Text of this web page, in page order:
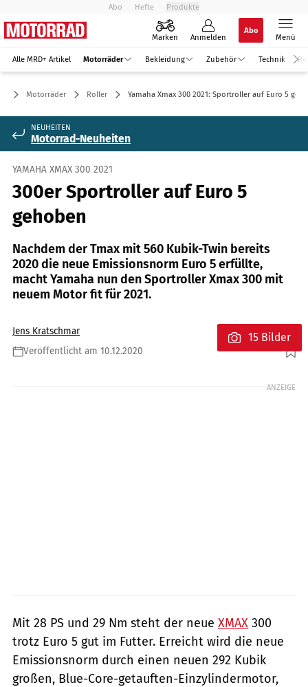
Abo Hefte Produkte
Marken Anmelden
Abo
Menü
Alle MRD+ Artikel Motorräder Bekleidung Zubehör Technik
Motorräder Roller Yamaha Xmax 300 2021: Sportroller auf Euro 5
NEUHEITEN
Motorrad-Neuheiten
YAMAHA XMAX 300 2021
300er Sportroller auf Euro 5
gehoben
Nachdem der Tmax mit 560 Kubik-Twin bereits
2020 die neue Emissionsnorm Euro 5 erfüllte,
macht Yamaha nun den Sportroller Xmax 300 mit
neuem Motor fit für 2021.
Jens Kratschmar
Veröffentlicht am 10.12.2020
Foto: Yamaha Europe
15 Bilder
ANZEIGE
Mit 28 PS und 29 Nm steht der neue XMAX 300
trotz Euro 5 gut im Futter. Erreicht wird die neue
Emissionsnorm durch einen neuen 292 Kubik
großen, Blue-Core-getauften-Einzylindermotor,